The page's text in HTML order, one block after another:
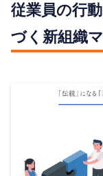
従業員の行
づく新組織